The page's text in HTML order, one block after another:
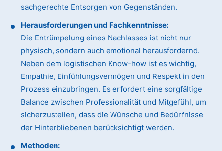
sachgerechte Entsorgen von Gegenständen.
Herausforderungen und Fachkenntnisse:
Die Entrümpelung eines Nachlasses ist nicht nur
physisch, sondern auch emotional herausfordernd.
Neben dem logistischen Know-how ist es wichtig,
Empathie, Einfühlungsvermögen und Respekt in den
Prozess einzubringen. Es erfordert eine sorgfältige
Balance zwischen Professionalität und Mitgefühl, um
sicherzustellen, dass die Wünsche und Bedürfnisse
der Hinterbliebenen berücksichtigt werden.
Methoden: